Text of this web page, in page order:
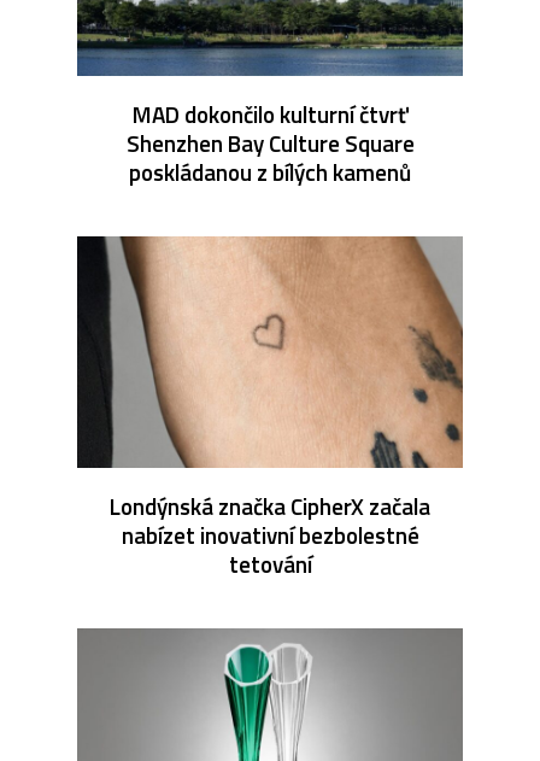
MAD dokončilo kulturní čtvrť
Shenzhen Bay Culture Square
poskládanou z bílých kamenů
Londýnská značka CipherX začala
nabízet inovativní bezbolestné
tetování